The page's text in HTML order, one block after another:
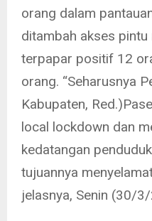
orang dalam
ditambah akses
terpapar positif 12
orang. “Seharusnya
Kabupaten,
local lockdown dan
kedatangan
tujuannya
jelasnya, Senin (30/